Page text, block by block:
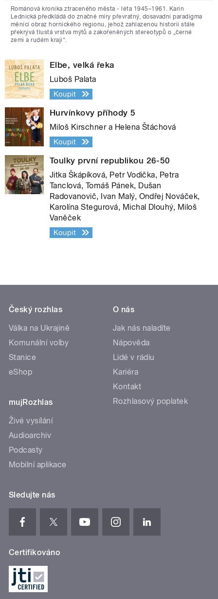
Románová kronika ztraceného města - léta 1945–1961. Karin
Lednická předkládá do značné míry převratný, dosavadní paradigma
měnící obraz hornického regionu, jehož zahlazenou historii stále
překrývá tlustá vrstva mýtů a zakořeněných stereotypů o „černé
zemi a rudém kraji“.
Elbe, velká řeka
Luboš Palata
Koupit
Hurvínkovy příhody 5
Miloš Kirschner a Helena Štáchová
Koupit
Toulky první republikou 26-50
Jitka Škápíková, Petr Vodička, Petra
Tanclová, Tomáš Pánek, Dušan
Radovanovič, Ivan Malý, Ondřej Nováček,
Karolína Stegurová, Michal Dlouhý, Miloš
Vaněček
Koupit
Český rozhlas
Válka na Ukrajině
Komunální volby
Stanice
eShop
mujRozhlas
Živé vysílání
Audioarchiv
Podcasty
Mobilní aplikace
O nás
Jak nás naladíte
Nápověda
Lidé v rádiu
Kariéra
Kontakt
Rozhlasový poplatek
Sledujte nás
Certifikováno